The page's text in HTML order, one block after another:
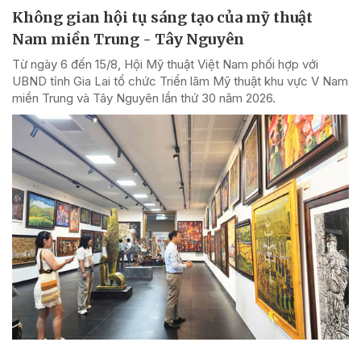
Không gian hội tụ sáng tạo của mỹ thuật
Nam miền Trung - Tây Nguyên
Từ ngày 6 đến 15/8, Hội Mỹ thuật Việt Nam phối hợp với
UBND tỉnh Gia Lai tổ chức Triển lãm Mỹ thuật khu vực V Nam
miền Trung và Tây Nguyên lần thứ 30 năm 2026.